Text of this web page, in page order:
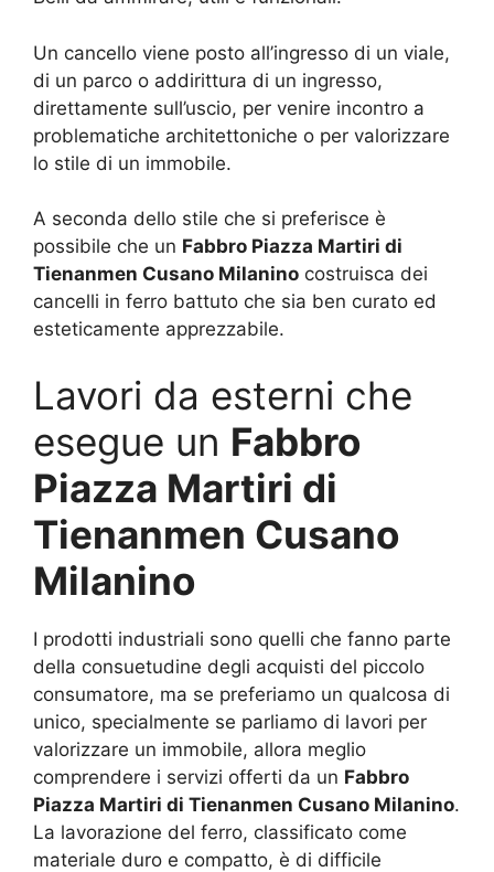
Un cancello viene posto all’ingresso di un viale,
di un parco o addirittura di un ingresso,
direttamente sull’uscio, per venire incontro a
problematiche architettoniche o per valorizzare
lo stile di un immobile.
A seconda dello stile che si preferisce è
possibile che un Fabbro Piazza Martiri di
Tienanmen Cusano Milanino costruisca dei
cancelli in ferro battuto che sia ben curato ed
esteticamente apprezzabile.
Lavori da esterni che
esegue un Fabbro
Piazza Martiri di
Tienanmen Cusano
Milanino
I prodotti industriali sono quelli che fanno parte
della consuetudine degli acquisti del piccolo
consumatore, ma se preferiamo un qualcosa di
unico, specialmente se parliamo di lavori per
valorizzare un immobile, allora meglio
comprendere i servizi offerti da un Fabbro
Piazza Martiri di Tienanmen Cusano Milanino.
La lavorazione del ferro, classificato come
materiale duro e compatto, è di difficile